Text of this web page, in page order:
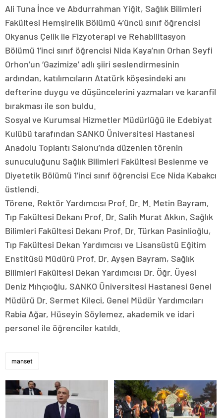
Ali Tuna İnce ve Abdurrahman Yiğit, Sağlık Bilimleri
Fakültesi Hemşirelik Bölümü 4’üncü sınıf öğrencisi
Okyanus Çelik ile Fizyoterapi ve Rehabilitasyon
Bölümü 1’inci sınıf öğrencisi Nida Kaya’nın Orhan Seyfi
Orhon’un ‘Gazimize’ adlı şiiri seslendirmesinin
ardından, katılımcıların Atatürk köşesindeki anı
defterine duygu ve düşüncelerini yazmaları ve karanfil
bırakması ile son buldu.
Sosyal ve Kurumsal Hizmetler Müdürlüğü ile Edebiyat
Kulübü tarafından SANKO Üniversitesi Hastanesi
Anadolu Toplantı Salonu’nda düzenlen törenin
sunuculuğunu Sağlık Bilimleri Fakültesi Beslenme ve
Diyetetik Bölümü 1’inci sınıf öğrencisi Ece Nida Kabakcı
üstlendi.
Törene, Rektör Yardımcısı Prof. Dr. M. Metin Bayram,
Tıp Fakültesi Dekanı Prof. Dr. Salih Murat Akkın, Sağlık
Bilimleri Fakültesi Dekanı Prof. Dr. Türkan Pasinlioğlu,
Tıp Fakültesi Dekan Yardımcısı ve Lisansüstü Eğitim
Enstitüsü Müdürü Prof. Dr. Ayşen Bayram, Sağlık
Bilimleri Fakültesi Dekan Yardımcısı Dr. Öğr. Üyesi
Deniz Mıhçıoğlu, SANKO Üniversitesi Hastanesi Genel
Müdürü Dr. Sermet Kileci, Genel Müdür Yardımcıları
Rabia Ağar, Hüseyin Söylemez, akademik ve idari
personel ile öğrenciler katıldı.
manset